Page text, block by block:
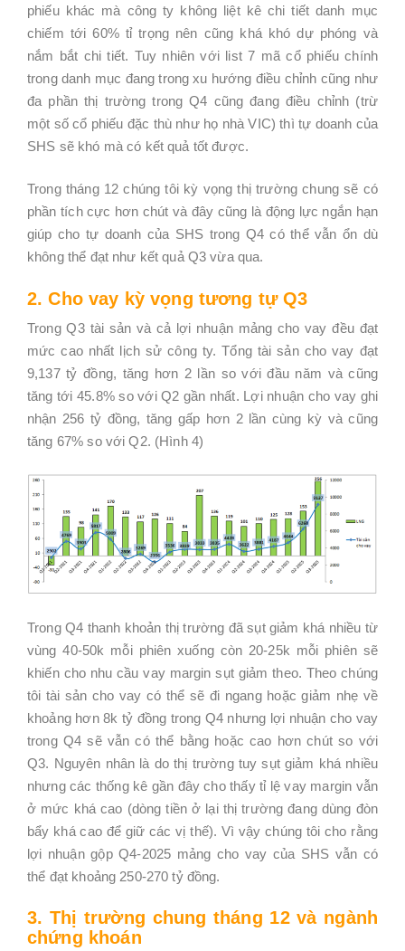
phiếu khác mà công ty không liệt kê chi tiết danh mục
chiếm tới 60% tỉ trọng nên cũng khá khó dự phóng và
nắm bắt chi tiết. Tuy nhiên với list 7 mã cổ phiếu chính
trong danh mục đang trong xu hướng điều chỉnh cũng như
đa phần thị trường trong Q4 cũng đang điều chỉnh (trừ
một số cổ phiếu đặc thù như họ nhà VIC) thì tự doanh của
SHS sẽ khó mà có kết quả tốt được.
Trong tháng 12 chúng tôi kỳ vọng thị trường chung sẽ có
phần tích cực hơn chút và đây cũng là động lực ngắn hạn
giúp cho tự doanh của SHS trong Q4 có thể vẫn ổn dù
không thể đạt như kết quả Q3 vừa qua.
2. Cho vay kỳ vọng tương tự Q3
Trong Q3 tài sản và cả lợi nhuận mảng cho vay đều đạt
mức cao nhất lịch sử công ty. Tổng tài sản cho vay đạt
9,137 tỷ đồng, tăng hơn 2 lần so với đầu năm và cũng
tăng tới 45.8% so với Q2 gần nhất. Lợi nhuận cho vay ghi
nhận 256 tỷ đồng, tăng gấp hơn 2 lần cùng kỳ và cũng
tăng 67% so với Q2. (Hình 4)
Trong Q4 thanh khoản thị trường đã sụt giảm khá nhiều từ
vùng 40-50k mỗi phiên xuống còn 20-25k mỗi phiên sẽ
khiến cho nhu cầu vay margin sụt giảm theo. Theo chúng
tôi tài sản cho vay có thể sẽ đi ngang hoặc giảm nhẹ về
khoảng hơn 8k tỷ đồng trong Q4 nhưng lợi nhuận cho vay
trong Q4 sẽ vẫn có thể bằng hoặc cao hơn chút so với
Q3. Nguyên nhân là do thị trường tuy sụt giảm khá nhiều
nhưng các thống kê gần đây cho thấy tỉ lệ vay margin vẫn
ở mức khá cao (dòng tiền ở lại thị trường đang dùng đòn
bẩy khá cao để giữ các vị thế). Vì vậy chúng tôi cho rằng
lợi nhuận gộp Q4-2025 mảng cho vay của SHS vẫn có
thể đạt khoảng 250-270 tỷ đồng.
3. Thị trường chung tháng 12 và ngành
chứng khoán